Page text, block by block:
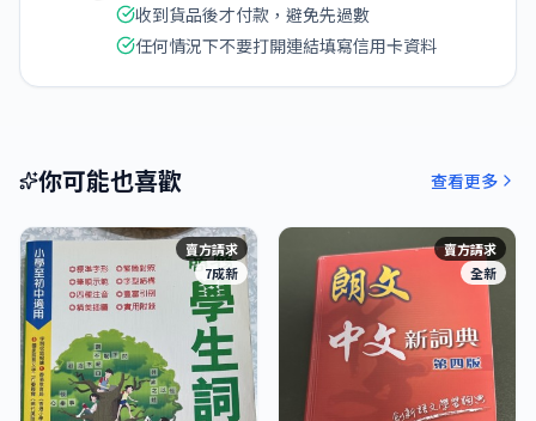
收到貨品後才付款，避免先過數
任何情況下不要打開連結填寫信用卡資料
你可能也喜歡 查看更多
賣方請求
7成新
賣方請求
全新